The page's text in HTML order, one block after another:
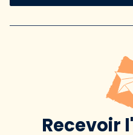
Recevoir